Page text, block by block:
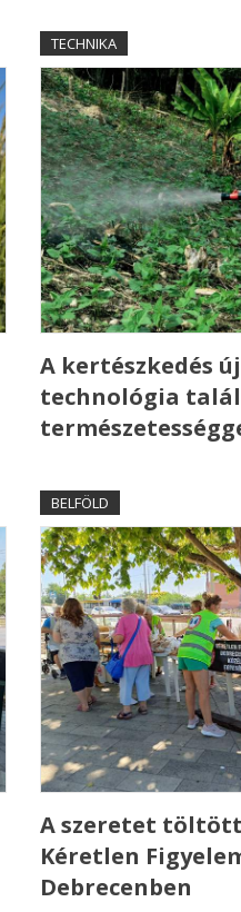
TECHNIKA
A kertészkedés
technológia
BELFÖLD
A szeretet
Kéretlen
Debrecenben